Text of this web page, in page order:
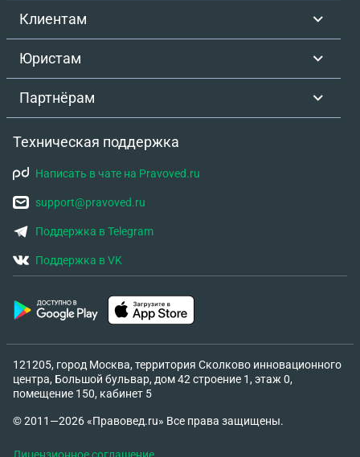
Клиентам
Юристам
Партнёрам
Техническая поддержка
Написать в чате на Pravoved.ru
support@pravoved.ru
Поддержка в Telegram
Поддержка в VK
121205, город Москва, территория Сколково инновационного
центра, Большой бульвар, дом 42 строение 1, этаж 0,
помещение 150, кабинет 5
© 2011—2026 «Правовед.ru» Все права защищены.